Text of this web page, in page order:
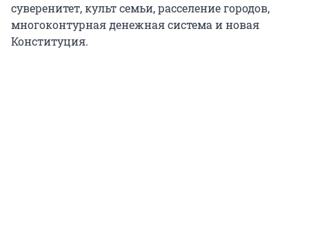
суверенитет, культ семьи, расселение городов,
многоконтурная денежная система и новая
Конституция.